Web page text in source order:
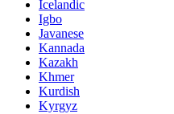
Icelandic
Igbo
Javanese
Kannada
Kazakh
Khmer
Kurdish
Kyrgyz